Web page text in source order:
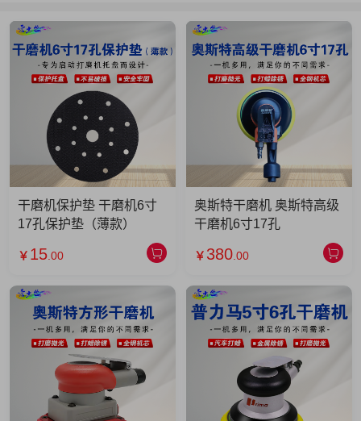
干磨机保护垫 干磨机6寸
17孔保护垫（薄款）
￥ 15 .00
奥斯特干磨机 奥斯特高级
干磨机6寸17孔
￥ 380 .00